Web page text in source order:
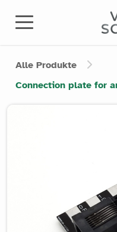
Alle Produkte
Connection plate for